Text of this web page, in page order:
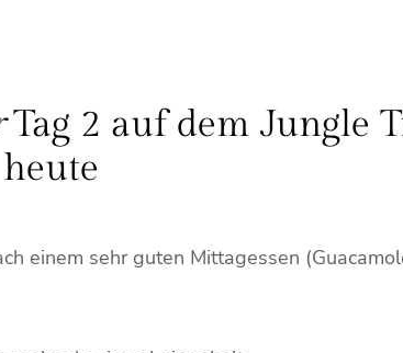
Tag 2 auf dem Jungle
einem sehr guten Mittagessen